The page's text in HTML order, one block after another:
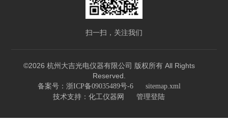
扫一扫，关注我们
©2026 杭州大吉光电仪器有限公司 版权所有 All Rights
Reserved.
备案号：浙ICP备09035489号-6 sitemap.xml
技术支持： 化工仪器网 管理登陆